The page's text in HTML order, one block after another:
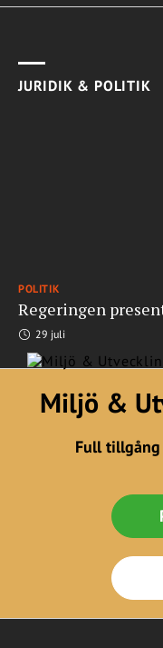
JURIDIK & POLITIK
POLITIK
Regeringen
29 juli
Miljö &
Full